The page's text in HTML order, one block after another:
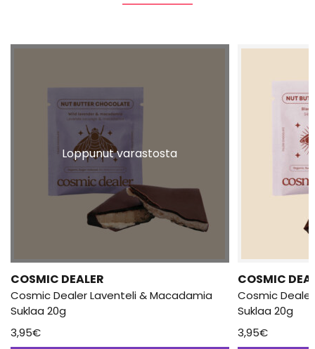
Loppunut varastosta
COSMIC DEALER
Cosmic Dealer Laventeli & Macadamia
Suklaa 20g
3,95€
COSMIC
Cosmic
Suklaa 20g
3,95€